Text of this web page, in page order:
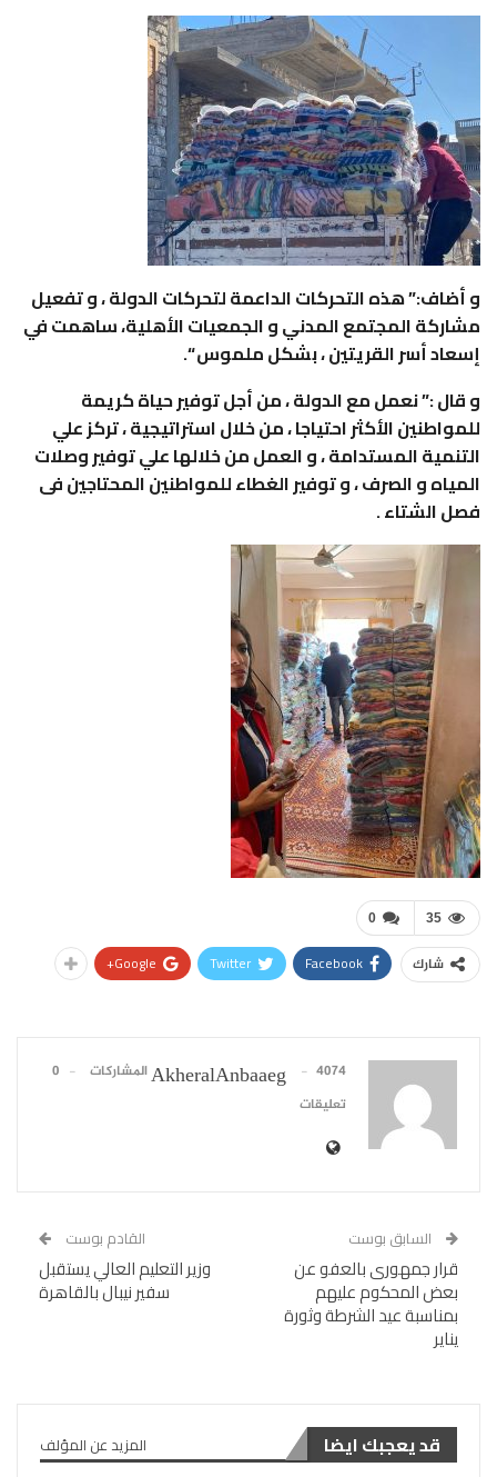
و أضاف:” هذه التحركات الداعمة لتحركات الدولة ، و تفعيل
مشاركة المجتمع المدني و الجمعيات الأهلية، ساهمت في
إسعاد أسر القريتين ، بشكل ملموس “.
و قال :” نعمل مع الدولة ، من أجل توفير حياة كريمة
للمواطنين الأكثر احتياجا ، من خلال استراتيجية ، تركز علي
التنمية المستدامة ، و العمل من خلالها علي توفير وصلات
المياه و الصرف ، و توفير الغطاء للمواطنين المحتاجين فى
فصل الشتاء .
0 35
شارك Facebook
Twitter
Google+
AkheralAnbaaeg 4074 المشاركات
0
تعليقات
السابق بوست
قرار جمهورى بالعفو عن
بعض المحكوم عليهم
بمناسبة عيد الشرطة وثورة
يناير
القادم بوست
وزير التعليم العالي يستقبل
سفير نيبال بالقاهرة
قد يعجبك ايضا المزيد عن المؤلف